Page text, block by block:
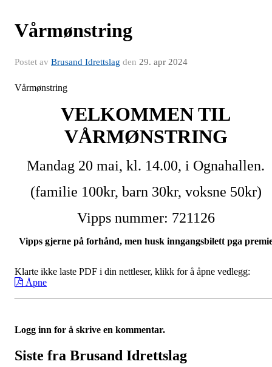
Vårmønstring
Postet av Brusand Idrettslag den 29. apr 2024
Vårmønstring
VELKOMMEN TIL
VÅRMØNSTRING
Mandag 20 mai, kl. 14.00, i Ognahallen.
(familie 100kr, barn 30kr, voksne 50kr)
Vipps nummer: 721126
Vipps gjerne på forhånd, men husk inngangsbilett pga
Klarte ikke laste PDF i din nettleser, klikk for å åpne vedlegg:
Åpne
Logg inn for å skrive en kommentar.
Siste fra Brusand Idrettslag